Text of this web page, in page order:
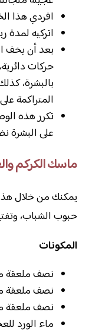
افردي هذا
اتركيه لمدة
بعد أن يخف
حركات
بالبشرة،
المتراكمة
تكرر هذه
على البشرة
ماسك الكركم
يمكنك من خلال
حبوب الشباب،
المكونات
نصف ملعقة
نصف ملعقة
نصف
ماء الورد